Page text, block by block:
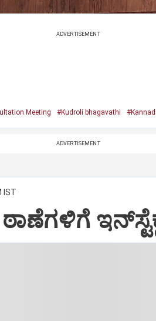
ADVERTISEMENT
Meeting #Kudroli bhagavathi
ADVERTISEMENT
IST
ಠಾಣೆಗಳಿಗೆ